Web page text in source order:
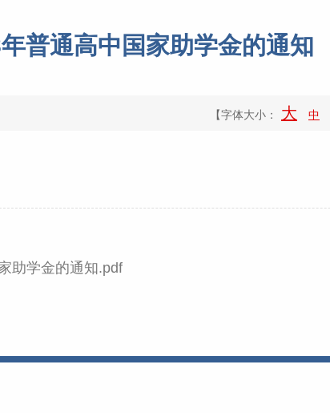
普通高中国家助学金的通知
【字体大小： 大 中
助学金的通知.pdf